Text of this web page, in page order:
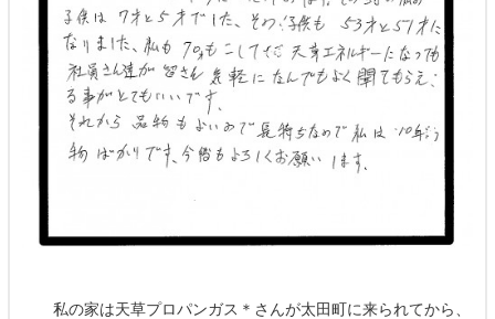
私の家は天草プロパンガス＊さんが太田町に来られてから、